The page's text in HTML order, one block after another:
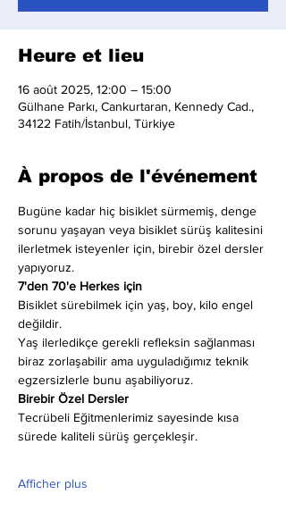
Heure et lieu
16 août 2025, 12:00 – 15:00
Gülhane Parkı, Cankurtaran, Kennedy Cad.,
34122 Fatih/İstanbul, Türkiye
À propos de l'événement
Bugüne kadar hiç bisiklet sürmemiş, denge
sorunu yaşayan veya bisiklet sürüş kalitesini
ilerletmek isteyenler için, birebir özel dersler
yapıyoruz.
7'den 70'e Herkes için
Bisiklet sürebilmek için yaş, boy, kilo engel
değildir.
Yaş ilerledikçe gerekli refleksin sağlanması
biraz zorlaşabilir ama uyguladığımız teknik
egzersizlerle bunu aşabiliyoruz.
Birebir Özel Dersler
Tecrübeli Eğitmenlerimiz sayesinde kısa
sürede kaliteli sürüş gerçekleşir.
Afficher plus